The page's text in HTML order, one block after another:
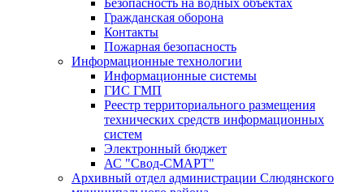
Безопасность на водных объектах
Гражданская оборона
Контакты
Пожарная безопасность
Информационные технологии
Информационные системы
ГИС ГМП
Реестр территориального размещения
технических средств информационных
систем
Электронный бюджет
АС "Свод-СМАРТ"
Архивный отдел администрации Слюдянского